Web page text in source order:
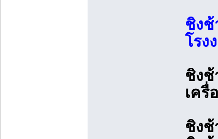
ชิงช้
โรง
ชิงช้
เครื่
ชิงช้